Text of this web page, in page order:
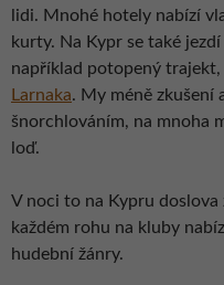
lidi. Mnohé hotely nabízí
kurty. Na Kypr se také
například potopený
Larnaka. My méně zkušení
šnorchlováním, na mnoha
loď.
V noci to na Kypru doslova
každém rohu na kluby
hudební žánry.